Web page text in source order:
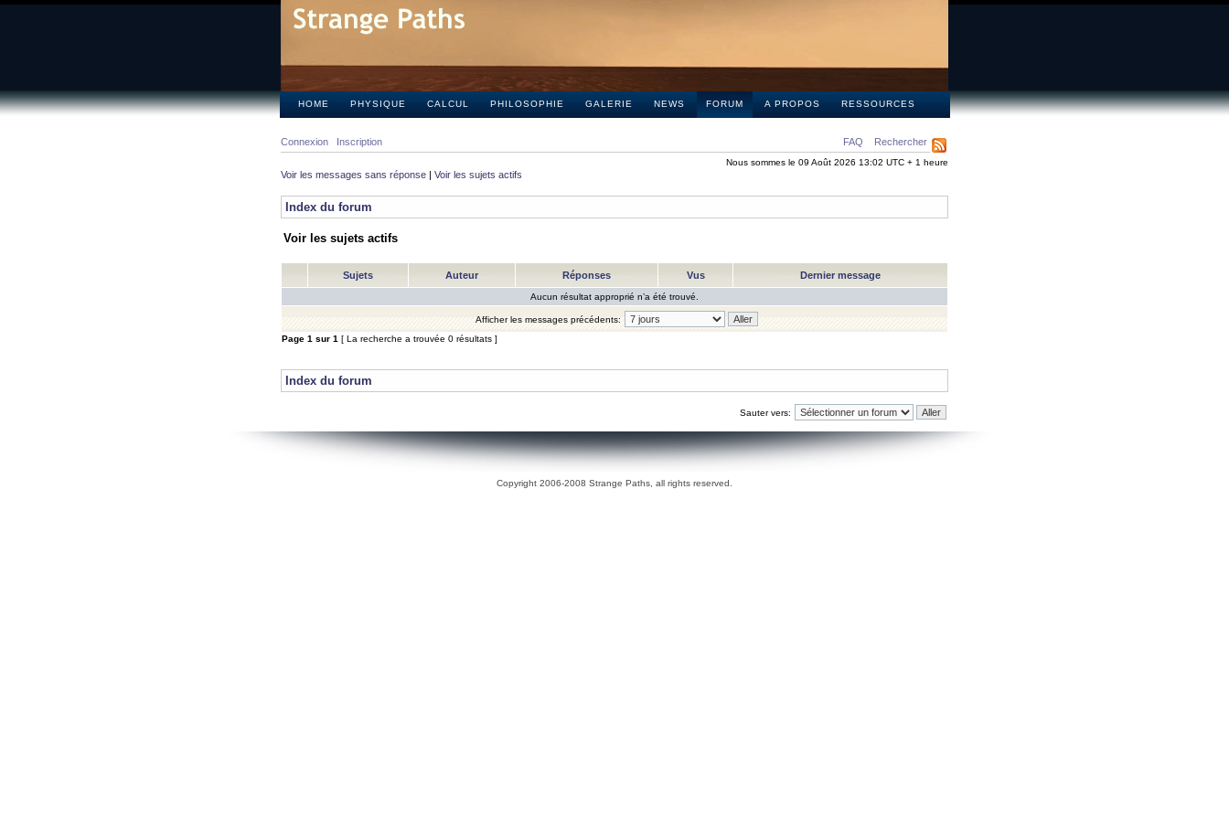
HOME PHYSIQUE CALCUL PHILOSOPHIE GALERIE NEWS FORUM A PROPOS RESSOURCES
FAQ Rechercher
Connexion Inscription
Nous sommes le 09 Août 2026 13:02 UTC + 1 heure
Voir les messages sans réponse | Voir les sujets actifs
Index du forum
Voir les sujets actifs
Sujets Auteur Réponses Vus Dernier message
Aucun résultat approprié n’a été trouvé.
Afficher les messages précédents:
Page 1 sur 1 [ La recherche a trouvée 0 résultats ]
Index du forum
Sauter vers:
Copyright 2006-2008 Strange Paths, all rights reserved.